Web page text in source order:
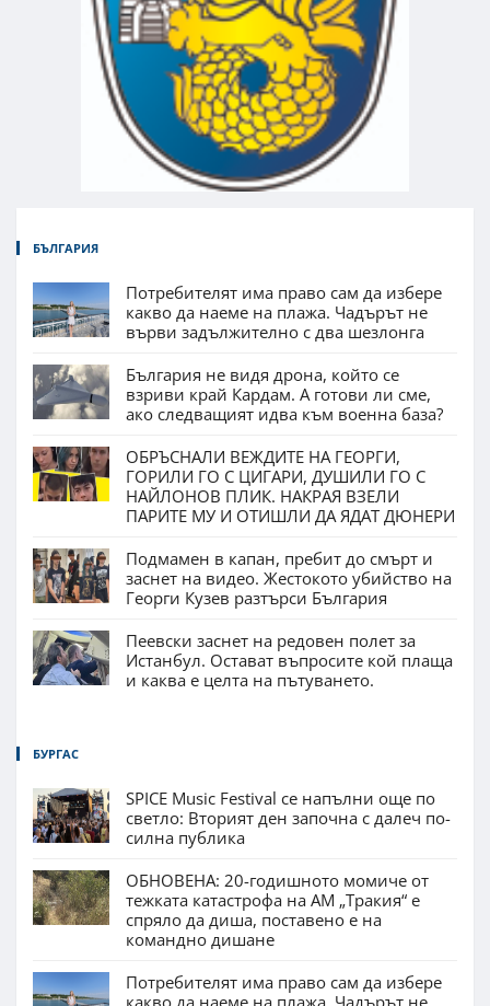
БЪЛГАРИЯ
Потребителят има право сам да избере
какво да наеме на плажа. Чадърът не
върви задължително с два шезлонга
България не видя дрона, който се
взриви край Кардам. А готови ли сме,
ако следващият идва към военна база?
ОБРЪСНАЛИ ВЕЖДИТЕ НА ГЕОРГИ,
ГОРИЛИ ГО С ЦИГАРИ, ДУШИЛИ ГО С
НАЙЛОНОВ ПЛИК. НАКРАЯ ВЗЕЛИ
ПАРИТЕ МУ И ОТИШЛИ ДА ЯДАТ ДЮНЕРИ
Подмамен в капан, пребит до смърт и
заснет на видео. Жестокото убийство на
Георги Кузев разтърси България
Пеевски заснет на редовен полет за
Истанбул. Остават въпросите кой плаща
и каква е целта на пътуването.
БУРГАС
SPICE Music Festival се напълни още по
светло: Вторият ден започна с далеч по-
силна публика
ОБНОВЕНА: 20-годишното момиче от
тежката катастрофа на АМ „Тракия“ е
спряло да диша, поставено е на
командно дишане
Потребителят има право сам да избере
какво да наеме на плажа. Чадърът не